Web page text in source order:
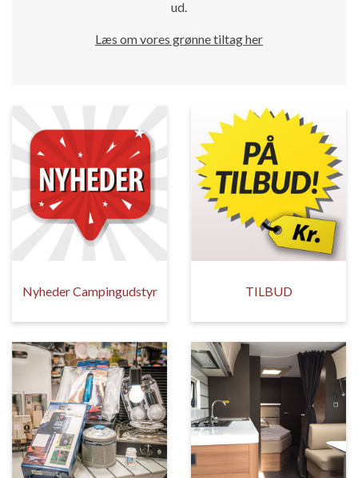
ud.
Læs om vores grønne tiltag her
Nyheder Campingudstyr TILBUD